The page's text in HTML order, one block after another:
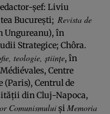
şef: Liviu
Bucureşti; Revista de
Ungureanu), în
Strategice; Chôra.
teologie, ştiinţe, în
Centre
(Paris), Centrul de
din Cluj-Napoca,
Comunismuluişi Memoria